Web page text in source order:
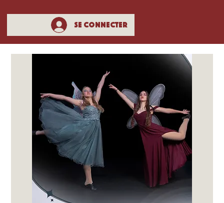
Se connecter